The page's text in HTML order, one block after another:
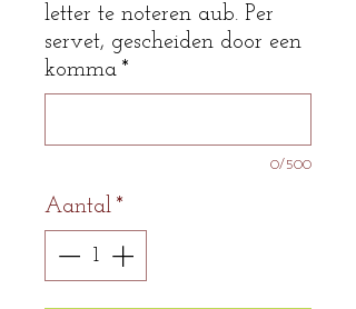
letter te noteren aub. Per
servet, gescheiden door een
komma *
0/500
Aantal *